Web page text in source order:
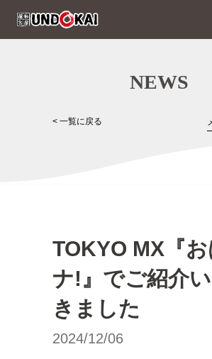
NEWS
< 一覧に戻る
TOKYO MX『お
ナ!』でご紹介
きました
2024/12/06